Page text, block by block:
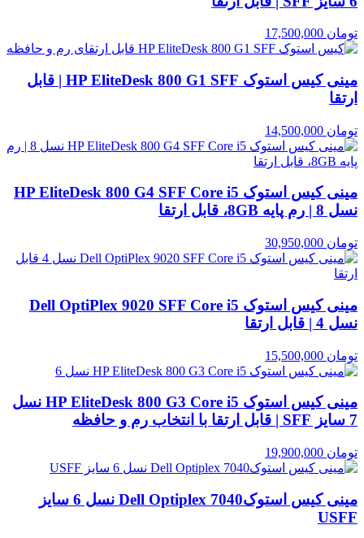
تومان
مینی کیس استوک HP EliteDesk 800 G1 SFF | قابل
ارتقا
تومان
مینی کیس استوک HP EliteDesk 800 G4 SFF Core i5
نسل 8 | رم پایه 8GB، قابل ارتقا
تومان
مینی کیس استوک Dell OptiPlex 9020 SFF Core i5
نسل 4 | قابل ارتقا
تومان
مینی کیس استوک HP EliteDesk 800 G3 Core i5 نسل
7 سایز SFF | قابل ارتقا با انتخاب رم و حافظه
تومان
مینی کیس استوکDell Optiplex 7040 نسل 6 سایز
USFF